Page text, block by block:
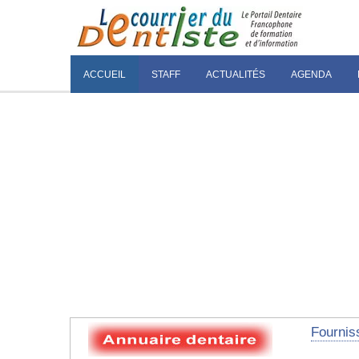
ACCUEIL STAFF ACTUALITÉS AGENDA